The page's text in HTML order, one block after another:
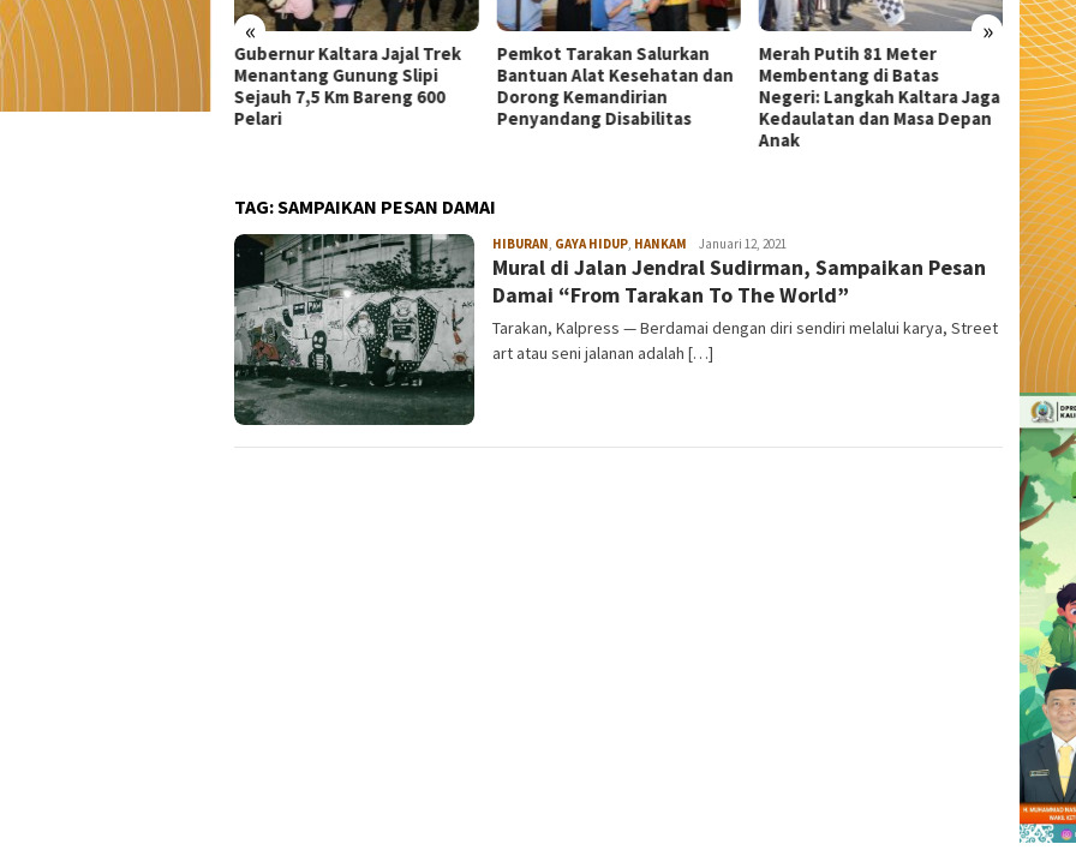
« »
Kaltara Jajal Trek
Gunung Slipi
7,5 Km Bareng 600
Pemkot Tarakan Salurkan
Bantuan Alat Kesehatan dan
Dorong Kemandirian
Penyandang Disabilitas
Merah Putih 81 Meter
Membentang di Batas
Negeri: Langkah Kaltara Jaga
Kedaulatan dan Masa Depan
Dekranasda Tarakan
Matangkan Persiapan Produk
UMKM Unggulan, Siap Tampil
di Kodaeral Fair 2026
Wali
TAG:SAMPAIKAN PESAN DAMAI
HIBURAN GAYA HIDUP HANKAM admin
Januari 12, 2021
Mural di Jalan Jendral Sudirman, Sampaikan Pesan
Damai “From Tarakan To The World”
Tarakan, Kalpress — Berdamai dengan diri sendiri melalui karya, Street
art atau seni jalanan adalah […]